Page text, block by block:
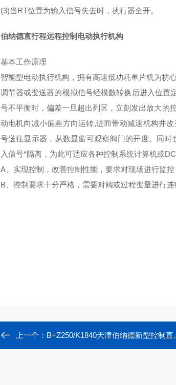
(3)当RT位置为输入信号失去时，执行器全开。
伯纳德直行程远程控制电动执行机构
基本工作原理
智能型电动执行机构，拥有高速低功耗单片机为枋
调节器或变送器的模拟信号经模数转换后进入位
号不平衡时，偏差一旦超出列区，立刻发出放大的
动电机向减小偏差方向运转,进而带动减速机构井
号送往显示器，从数显窗可观察阀门的开度。同
入信号*隔离，为此可适应各种控制系统计算机或
A、实现控制，改善控制性能，要求对现场进行监控
B、控制要求十分严格，需要对阀或过程变量进行
上一个： B+Z250/K1840天津伯纳德新型控制直行程HART总线协议